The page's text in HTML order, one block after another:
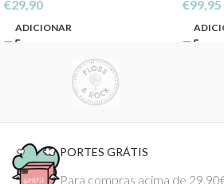
€29,90
ADICIONAR
€99,95
PORTES GRÁTIS
Para compras acima de